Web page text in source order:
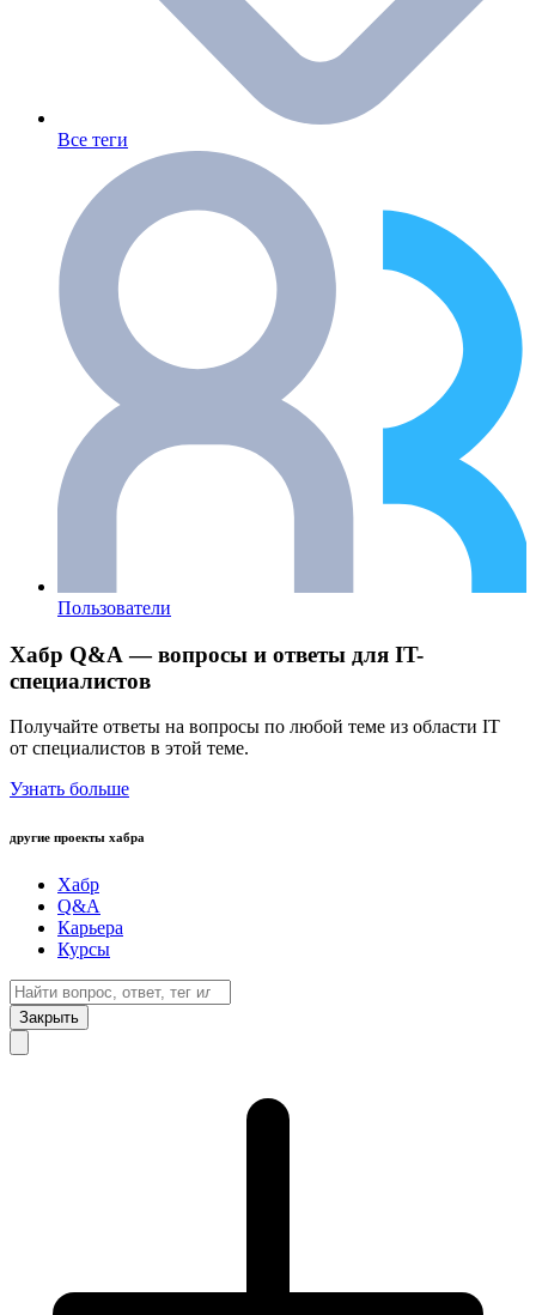
Все теги
Пользователи
Хабр Q&A — вопросы и ответы для IT-
специалистов
Получайте ответы на вопросы по любой теме из области IT
от специалистов в этой теме.
Узнать больше
другие проекты хабра
Хабр
Q&A
Карьера
Курсы
Закрыть